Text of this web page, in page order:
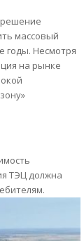
массовый
годы. Несмотря
на рынке
ТЭЦ должна